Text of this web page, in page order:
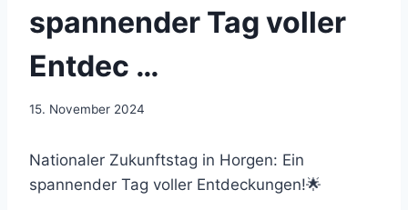
spannender Tag voller
Entdec …
15. November 2024
Nationaler Zukunftstag in Horgen: Ein
spannender Tag voller Entdeckungen!🌟